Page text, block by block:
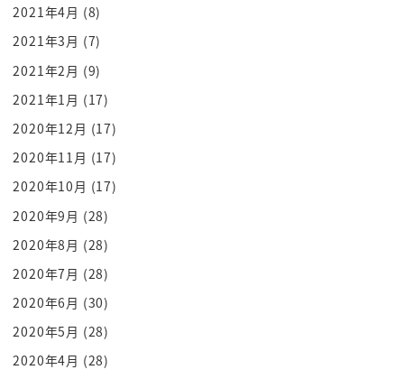
まぁちょっと過激だったわけですよね日本介護ござ
いました
外国度なんかやるとしねーよ追い返され暗い車体北
パナセンっていうかイケイケだった
長州土佐妻が早い
ためにボコボコにされるわけですよそれによって知
るんですよね
あかーんて
文化の違い凄過ぎるんあの人たちや姉産業革命とか
してるらしいですよね
マジすか3だぜぇ赤ならないですねってなって
ていかなきゃダーっていうことを
水墨経験したことで明治主につながっていくと
でも江戸よりもですね海外のカルチャーに早めに気
2021年4月 (8)
2021年3月 (7)
2021年2月 (9)
2021年1月 (17)
2020年12月 (17)
2020年11月 (17)
2020年10月 (17)
2020年9月 (28)
2020年8月 (28)
2020年7月 (28)
2020年6月 (30)
2020年5月 (28)
2020年4月 (28)